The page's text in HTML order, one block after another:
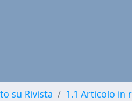
su Rivista 1.1 Articolo in